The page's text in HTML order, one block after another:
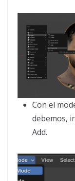
Con el
debemos,
Add.